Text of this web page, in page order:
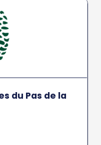
du Pas de la